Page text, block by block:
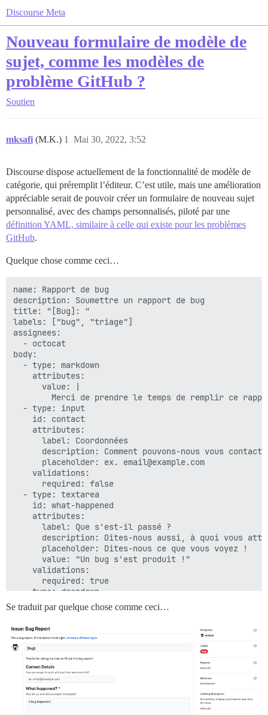
Discourse Meta
Nouveau formulaire de modèle de
sujet, comme les modèles de
problème GitHub ?
Soutien
mksafi (M.K.) Mai 30, 2022, 3:52
1
Discourse dispose actuellement de la fonctionnalité de modèle de
catégorie, qui préremplit l’éditeur. C’est utile, mais une amélioration
appréciable serait de pouvoir créer un formulaire de nouveau sujet
personnalisé, avec des champs personnalisés, piloté par une
définition YAML, similaire à celle qui existe pour les problèmes
GitHub.
Quelque chose comme ceci…
name: Rapport de bug
description: Soumettre un rapport de bug
title: "[Bug]: "
labels: ["bug", "triage"]
assignees:
  - octocat
body:
  - type: markdown
    attributes:
      value: |
Merci de prendre le temps de remplir ce
  - type: input
    id: contact
    attributes:
      label: Coordonnées
description: Comment pouvons-nous vous
      placeholder: ex. email@example.com
    validations:
      required: false
  - type: textarea
    id: what-happened
    attributes:
      label: Que s'est-il passé ?
description: Dites-nous aussi, à quoi vous
      placeholder: Dites-nous ce que vous voyez !
      value: "Un bug s'est produit !"
    validations:
      required: true
  - type: dropdown
    id: version
    attributes:
description: Quelle version de notre logiciel
      options:
        - 1.0.2 (Défaut)
        - 1.0.3 (Expérimental)
    validations:
      required: true
  - type: dropdown
Se traduit par quelque chose comme ceci…